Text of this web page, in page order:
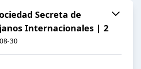
Secreta de
Internacionales | 2
30